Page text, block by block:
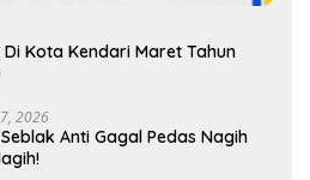
Kota Kendari Maret Tahun
2026
Anti Gagal Pedas Nagih